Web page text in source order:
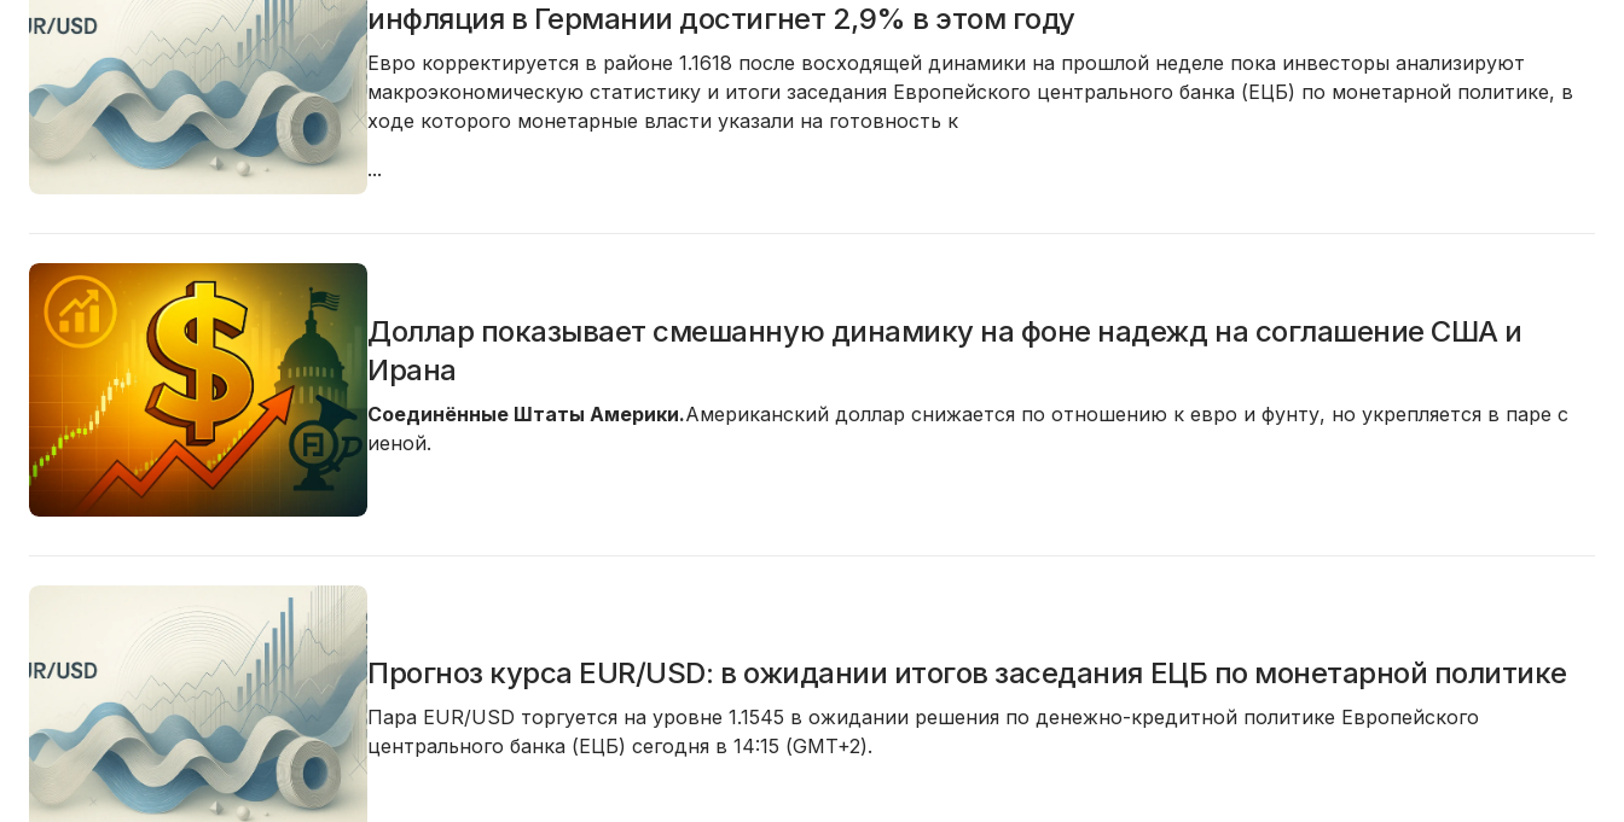
инфляция в Германии достигнет 2,9% в этом году
Евро корректируется в районе 1.1618 после восходящей динамики на прошлой неделе пока инвесторы анализируют
макроэкономическую статистику и итоги заседания Европейского центрального банка (ЕЦБ) по монетарной политике, в
ходе которого монетарные власти указали на готовность к
...
Доллар показывает смешанную динамику на фоне надежд на соглашение США и
Ирана
Соединённые Штаты Америки.Американский доллар снижается по отношению к евро и фунту, но укрепляется в паре с
иеной.
Прогноз курса EUR/USD: в ожидании итогов заседания ЕЦБ по монетарной политике
Пара EUR/USD торгуется на уровне 1.1545 в ожидании решения по денежно-кредитной политике Европейского
центрального банка (ЕЦБ) сегодня в 14:15 (GMT+2).